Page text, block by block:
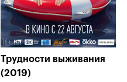
Трудности выживания
(2019)